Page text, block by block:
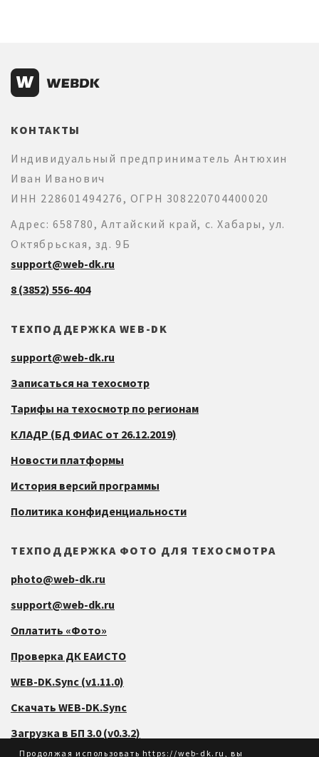
КОНТАКТЫ
Индивидуальный предприниматель Антюхин
Иван Иванович
ИНН 228601494276, ОГРН 308220704400020
Адрес: 658780, Алтайский край, с. Хабары, ул.
Октябрьская, зд. 9Б
support@web-dk.ru
8 (3852) 556-404
ТЕХПОДДЕРЖКА WEB-DK
support@web-dk.ru
Записаться на техосмотр
Тарифы на техосмотр по регионам
КЛАДР (БД ФИАС от 26.12.2019)
Новости платформы
История версий программы
Политика конфиденциальности
ТЕХПОДДЕРЖКА ФОТО ДЛЯ ТЕХОСМОТРА
photo@web-dk.ru
support@web-dk.ru
Оплатить «Фото»
Проверка ДК ЕАИСТО
WEB-DK.Sync (v1.11.0)
Скачать WEB-DK.Sync
Загрузка в БП 3.0 (v0.3.2)
Продолжая использовать https://web-dk.ru, вы